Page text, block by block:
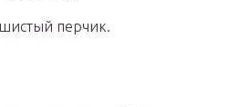
перчик.